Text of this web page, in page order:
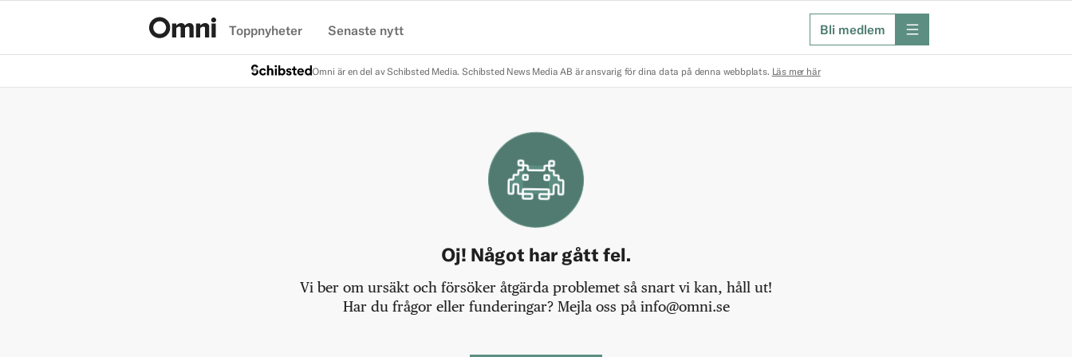
Toppnyheter Senaste nytt Bli medlem meny
Omni är en del av Schibsted Media. Schibsted News Media AB är ansvarig för dina data på denna webbplats. Läs mer här
Oj! Något har gått fel.
Vi ber om ursäkt och försöker åtgärda problemet så snart vi kan, håll ut!
Har du frågor eller funderingar? Mejla oss på info@omni.se